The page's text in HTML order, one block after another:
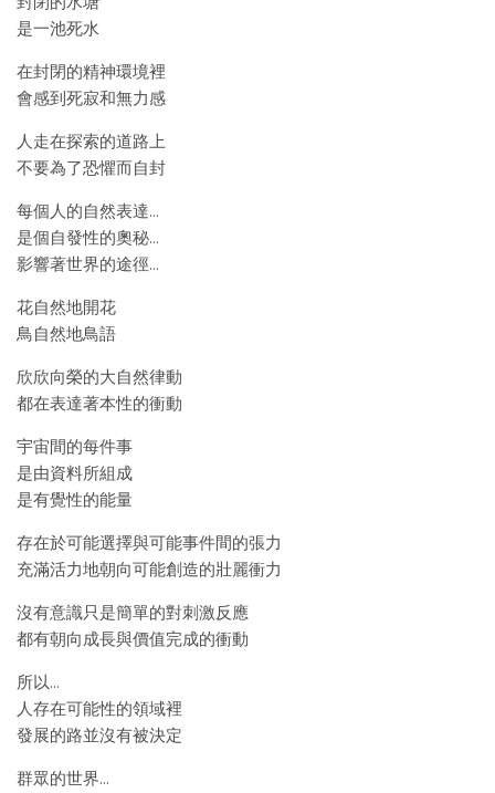
是一池死水
在封閉的精神環境裡
會感到死寂和無力感
人走在探索的道路上
不要為了恐懼而自封
每個人的自然表達…
是個自發性的奧秘…
影響著世界的途徑…
花自然地開花
鳥自然地鳥語
欣欣向榮的大自然律動
都在表達著本性的衝動
宇宙間的每件事
是由資料所組成
是有覺性的能量
存在於可能選擇與可能事件間的張力
充滿活力地朝向可能創造的壯麗衝力
沒有意識只是簡單的對刺激反應
都有朝向成長與價值完成的衝動
所以…
人存在可能性的領域裡
發展的路並沒有被決定
群眾的世界…